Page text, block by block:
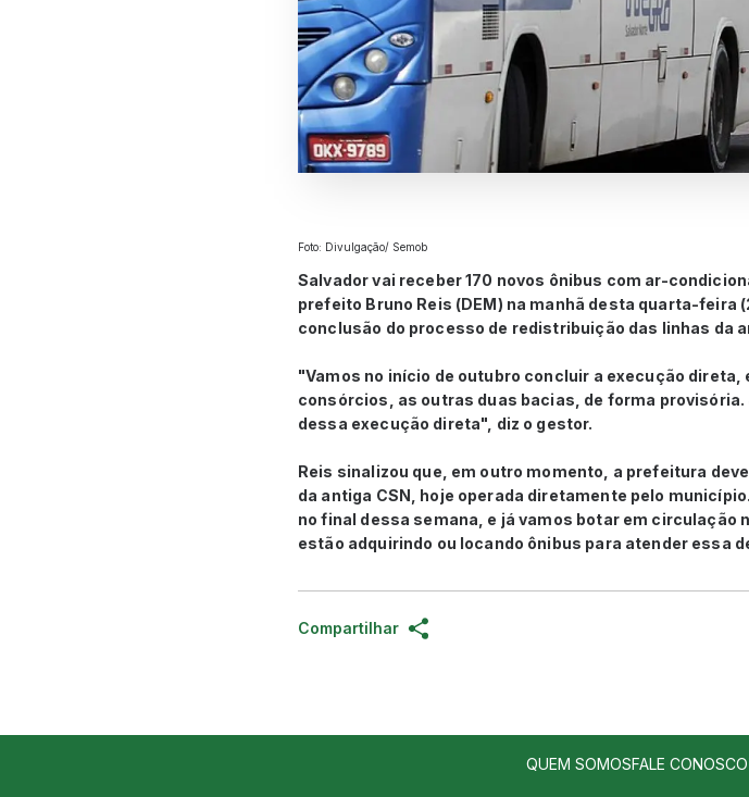
Foto: Divulgação/ Semob
Salvador vai receber 170 novos ônibus com ar-
prefeito Bruno Reis (DEM) na manhã desta quarta-feira
conclusão do processo de redistribuição das linhas da
"Vamos no início de outubro concluir a execução
consórcios, as outras duas bacias, de forma
dessa execução direta", diz o gestor.
Reis sinalizou que, em outro momento, a prefeitura
da antiga CSN, hoje operada diretamente pelo
no final dessa semana, e já vamos botar em
estão adquirindo ou locando ônibus para atender essa
Compartilhar
QUEM SOMOSFALE CONOSCO